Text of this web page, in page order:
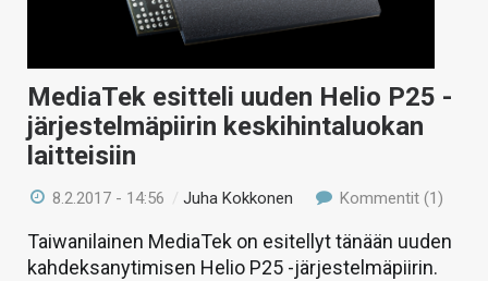
MediaTek esitteli uuden Helio P25 -
järjestelmäpiirin keskihintaluokan
laitteisiin
8.2.2017 - 14:56 /Juha Kokkonen Kommentit (1)
Taiwanilainen MediaTek on esitellyt tänään uuden
kahdeksanytimisen Helio P25 -järjestelmäpiirin.